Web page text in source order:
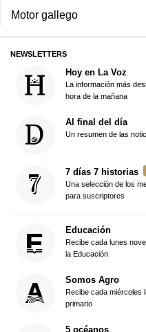
Motor gallego
NEWSLETTERS
Hoy en La Voz
La información más
hora de la mañana
Al final del día
Un resumen de las
7 días 7 historias
Una selección de los
para suscriptores
Educación
Recibe cada lunes
la Educación
Somos Agro
Recibe cada miércoles
primario
5 océanos